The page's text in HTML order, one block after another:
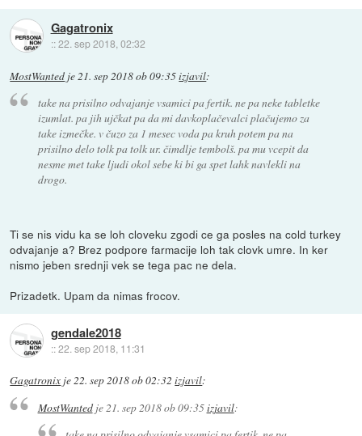
Gagatronix
::22. sep 2018, 02:32
MostWanted je21. sep 2018 ob 09:35izjavil:
take na prisilno odvajanje vsamici pa fertik. ne pa neke tabletke
izumlat. pa jih ujčkat pa da mi davkoplačevalci plačujemo za
take izmečke. v čuzo za 1 mesec voda pa kruh potem pa na
prisilno delo tolk pa tolk ur. čimdlje tembolš. pa mu vcepit da
nesme met take ljudi okol sebe ki bi ga spet lahk navlekli na
drogo.
Ti se nis vidu ka se loh cloveku zgodi ce ga posles na cold turkey
odvajanje a? Brez podpore farmacije loh tak clovk umre. In ker
nismo jeben srednji vek se tega pac ne dela.
Prizadetk. Upam da nimas frocov.
gendale2018
::22. sep 2018, 11:31
Gagatronix je22. sep 2018 ob 02:32 izjavil:
MostWantedje21. sep 2018 ob 09:35izjavil: